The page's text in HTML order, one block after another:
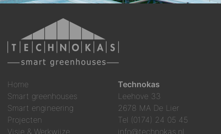
Home
Smart greenhouses
Smart engineering
Projecten
Visie & Werkwijze
Technokas
Leehove 33
2678 MA De Lier
Tel (0174) 24 05 45
info@technokas.nl